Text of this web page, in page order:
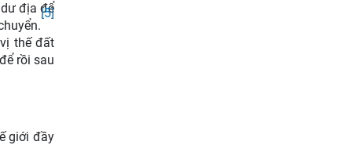
địa để
[5]
thế đất
rồi sau
giới đầy